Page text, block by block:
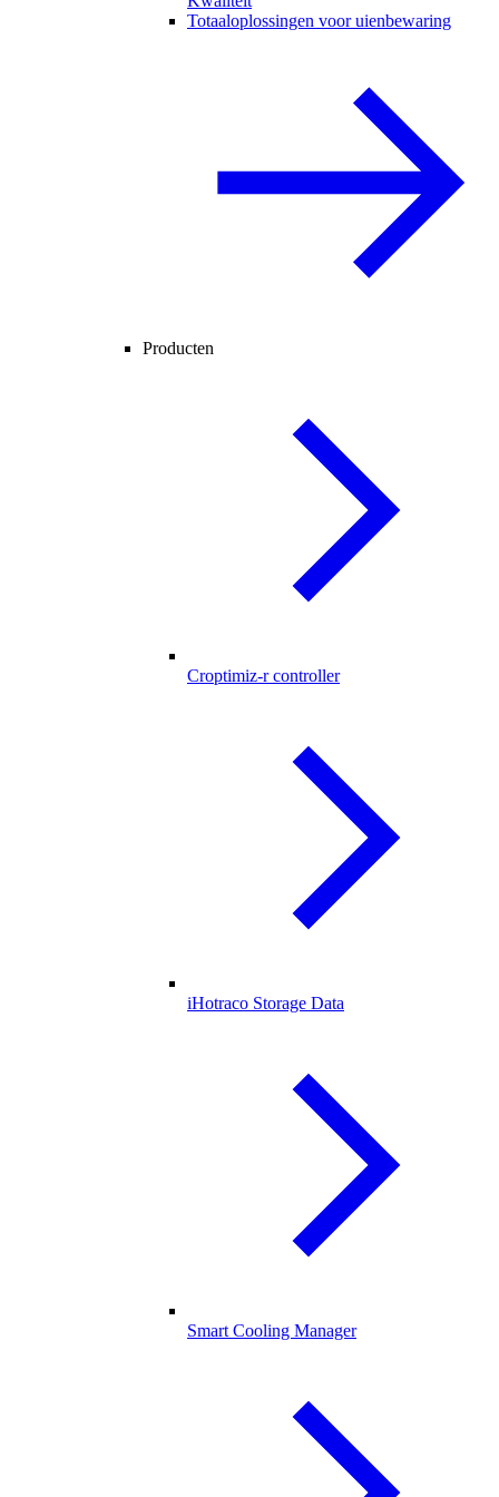
Totaaloplossingen voor uienbewaring
Producten
Croptimiz-r controller
iHotraco Storage Data
Smart Cooling Manager